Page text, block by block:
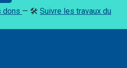
dons — 🛠️ Suivre les travaux du